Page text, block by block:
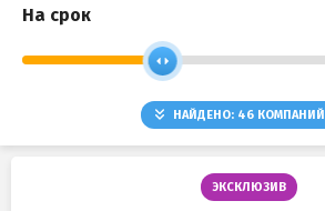
На срок
НАЙДЕНО: 46КОМПАНИЙ
ЭКСКЛЮЗИВ